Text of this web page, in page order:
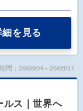
細を見る
間：26/08/04～26/08/17
ルス｜世界へ